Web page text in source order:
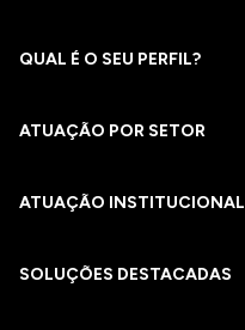
QUAL É O SEU PERFIL?
ATUAÇÃO POR SETOR
ATUAÇÃO INSTITUCIONAL
SOLUÇÕES DESTACADAS